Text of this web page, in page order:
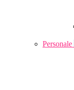
Personale